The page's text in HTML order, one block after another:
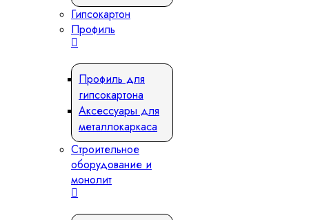
Гипсокартон
Профиль
Профиль для
гипсокартона
Аксессуары для
металлокаркаса
Строительное
оборудование и
монолит